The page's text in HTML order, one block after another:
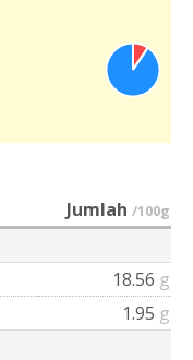
Jumlah /100g
18.56 g
1.95 g